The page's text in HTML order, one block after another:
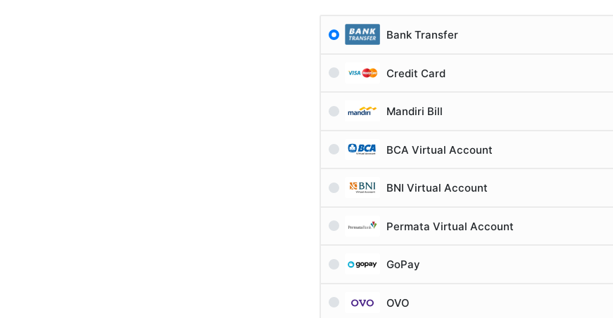
Bank Transfer
Credit Card
Mandiri Bill
BCA Virtual Account
BNI Virtual Account
Permata Virtual Account
GoPay
OVO